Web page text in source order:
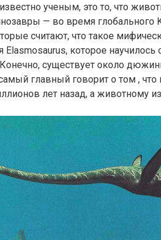
ученым, это то, что
— во время глобального
считают, что такое
которое научилось
Конечно, существует около
главный говорит о том , что
лет назад, а животному